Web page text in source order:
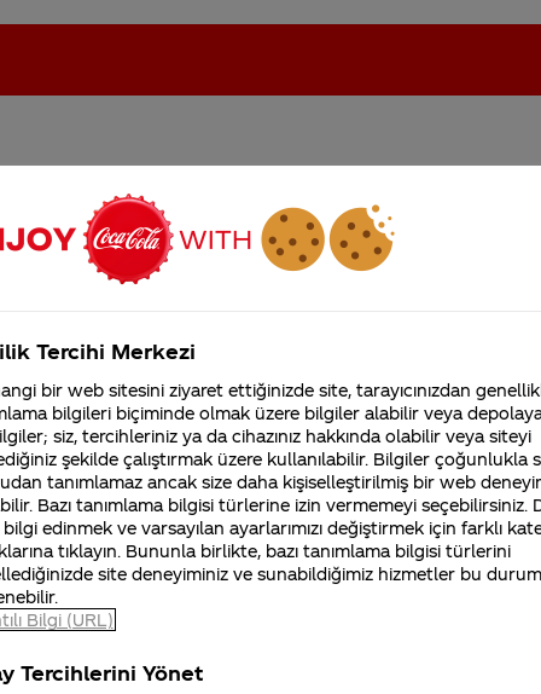
Cola'nın Filistin'de fabr... Coca-Cola’yı kim buldu?
eger
elde
iletisimmerkezi@coca-cola.com adresine
ulaşabilirsiniz. İlginiz için teşekkür ederiz.
Coca-Cola Şirketi
merak ettikleriniz.
Fabrikalarımız,
sertifikalarımız, faaliyet
gösterdiğimiz ülkeler,
tarihçemiz ve daha
Tercihi Merkezi
bir web sitesini ziyaret ettiğinizde site, tarayıcınızdan
bilgileri biçiminde olmak üzere bilgiler alabilir veya
siz, tercihleriniz ya da cihazınız hakkında olabilir veya siteyi
şekilde çalıştırmak üzere kullanılabilir. Bilgiler çoğunlukla
tanımlamaz ancak size daha kişiselleştirilmiş bir web
Bazı tanımlama bilgisi türlerine izin vermemeyi seçebilirsiniz.
edinmek ve varsayılan ayarlarımızı değiştirmek için farklı
tıklayın. Bununla birlikte, bazı tanımlama bilgisi türlerini
site deneyiminiz ve sunabildiğimiz hizmetler bu
Bilgi (URL)
Tercihlerini Yönet